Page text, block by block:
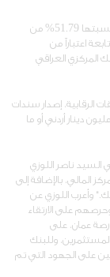
أعلن البنك الأردني الكويتي عن توقيع الاتفاقية لشراء حصة نسبتها 51.79% من
اعتباراً من
المركزي العراقي
الرقابية، إصدار سندات
رأس المال الشق الأول (رأس المال الإضافي) بحد أقصى 85 مليون دينار أردني أو ما
السيد ناصر اللوزي
المالي، بالإضافة إلى
وأعرب اللوزي عن
على الارتقاء
عمان، على
وللبنك
على الجهود التي تم